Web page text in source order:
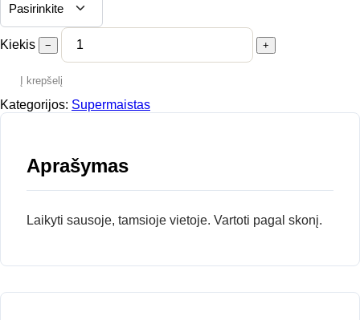
Kiekis − +
Į krepšelį
Kategorijos: Supermaistas
Aprašymas
Laikyti sausoje, tamsioje vietoje. Vartoti pagal skonį.